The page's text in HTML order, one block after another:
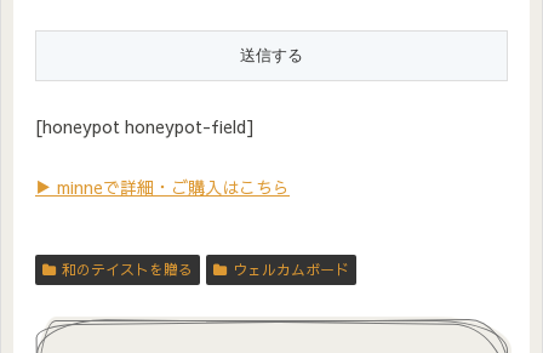
[honeypot honeypot-field]
▶ minneで詳細・ご購入はこちら
和のテイストを贈る ウェルカムボード